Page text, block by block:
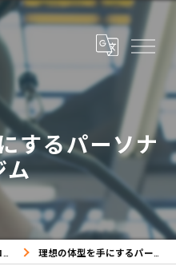
するパーソナ
ム
理想の体型を手にするパーソナルジム